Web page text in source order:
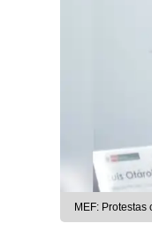
MEF: